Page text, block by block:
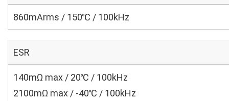
860mArms / 150℃ / 100kHz
ESR
140mΩ max / 20℃ / 100kHz
2100mΩ max / -40℃ / 100kHz